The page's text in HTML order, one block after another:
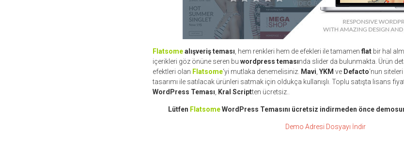
Flatsome alışveriş teması , hem renkleri hem de efekleri ile tamamen flatbir hal
içerikleri göz önüne seren bu wordpress temasında slider da bulunmakta. Ürün
efektleri olan Flatsome‘yi mutlaka denemelisiniz. Mavi YKM ve Defacto‘nun
tasarımı ile satılacak ürünleri satmak için oldukça kullanışlı. Toplu satışta lisans
WordPress Teması
Kral Scriptten ücretsiz..
Lütfen FlatsomeWordPress Temasını ücretsiz indirmeden önce
Demo Adresi Dosyayı İndir